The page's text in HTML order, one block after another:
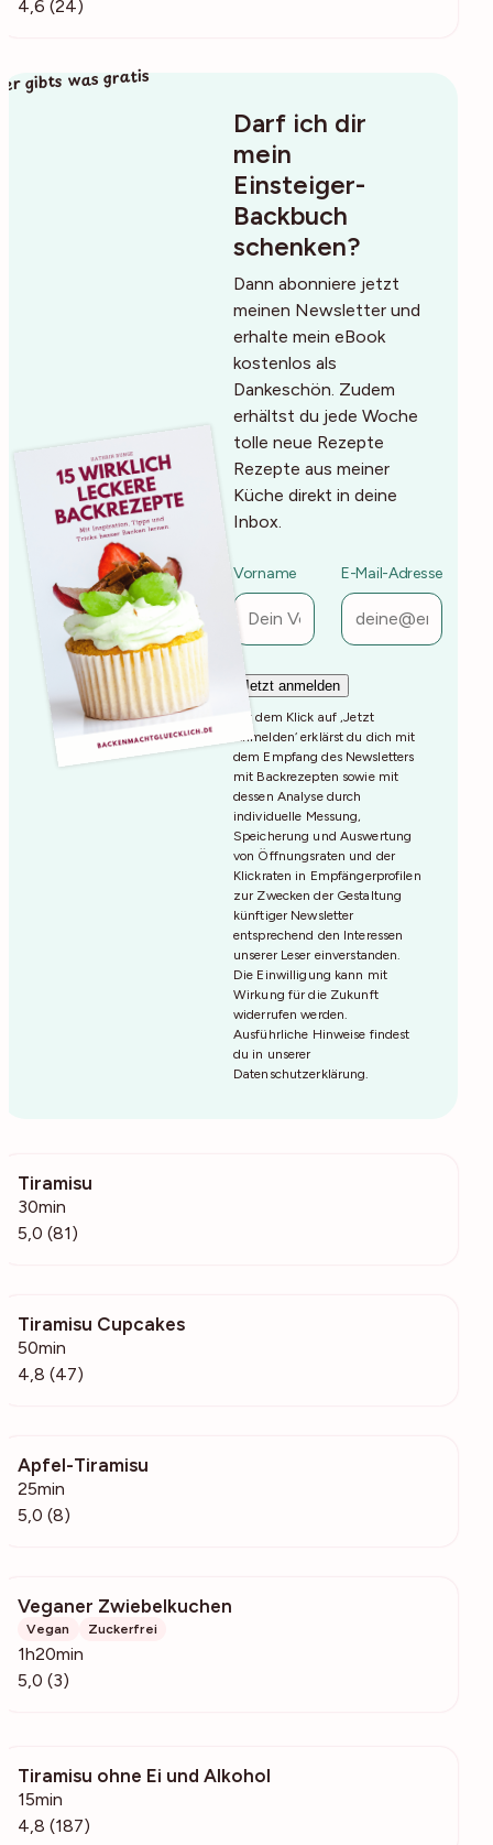
4,6 (24)
Darf ich dir
mein
Einsteiger-
Backbuch
schenken?
Dann abonniere jetzt
meinen Newsletter und
erhalte mein eBook
kostenlos als
Dankeschön. Zudem
erhältst du jede Woche
tolle neue Rezepte
Rezepte aus meiner
Küche direkt in deine
Inbox.
Vorname E-Mail-Adresse
Mit dem Klick auf ‚Jetzt
Anmelden‘ erklärst du dich mit
dem Empfang des Newsletters
mit Backrezepten sowie mit
dessen Analyse durch
individuelle Messung,
Speicherung und Auswertung
von Öffnungsraten und der
Klickraten in Empfängerprofilen
zur Zwecken der Gestaltung
künftiger Newsletter
entsprechend den Interessen
unserer Leser einverstanden.
Die Einwilligung kann mit
Wirkung für die Zukunft
widerrufen werden.
Ausführliche Hinweise findest
du in unserer
Datenschutzerklärung
gibts was gratis
Tiramisu
30min
5,0 (81)
Tiramisu Cupcakes
50min
4,8 (47)
Apfel-Tiramisu
25min
5,0 (8)
Veganer Zwiebelkuchen
Vegan Zuckerfrei
1h20min
5,0 (3)
Tiramisu ohne Ei und Alkohol
15min
4,8 (187)